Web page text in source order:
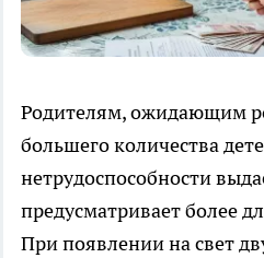
Родителям, ожидающим
большего количества
нетрудоспособности
предусматривает более
При появлении на свет